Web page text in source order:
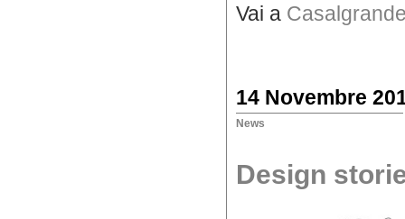
Vai a
14 Novembre
News
Design